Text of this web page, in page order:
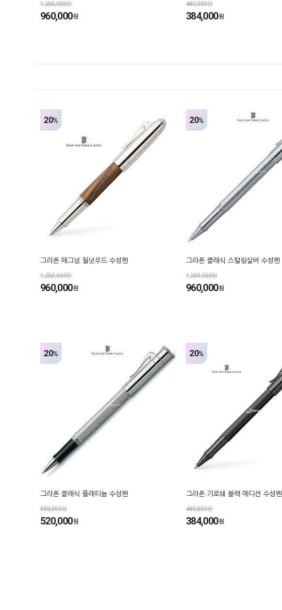
1,200,000원
960,000원
480,000원
384,000원
20%
그라폰 매그넘 월넛우드 수성펜
1,200,000원
960,000원
20%
그라폰 클래식 스털링실버 수성펜
1,200,000원
960,000원
20%
그라폰 클래식 플래티늄 수성펜
650,000원
520,000원
20%
그라폰 기로쉐 블랙 에디션 수성펜
480,000원
384,000원